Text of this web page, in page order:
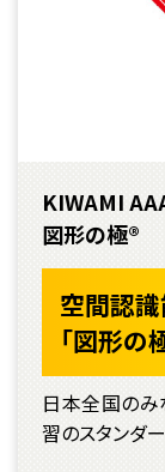
KIWAMI
図形の極®
空間認
「図形の
日本全国のみ
習のスタンダ